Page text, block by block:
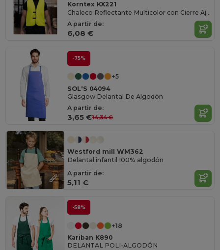
Korntex KX221
Chaleco Reflectante Multicolor con Cierre Ajustable
A partir de:
6,08 €
-75%
+5
SOL'S 04094
Glasgow Delantal De Algodón
A partir de:
3,65 €14,34 €
Westford mill WM362
Delantal infantil 100% algodón
A partir de:
5,11 €
-58%
+18
Kariban K890
DELANTAL POLI-ALGODÓN